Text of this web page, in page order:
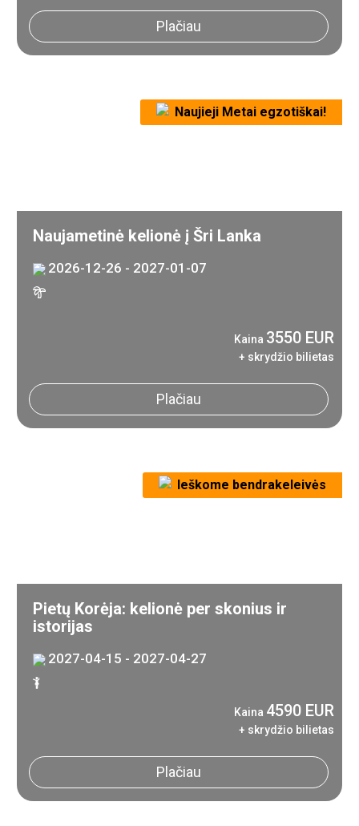
Plačiau
Naujieji Metai egzotiškai!
Naujametinė kelionė į Šri Lanka
2026-12-26 - 2027-01-07
Kaina 3550 EUR
+ skrydžio bilietas
Plačiau
Ieškome bendrakeleivės
Pietų Korėja: kelionė per skonius ir
istorijas
2027-04-15 - 2027-04-27
Kaina 4590 EUR
+ skrydžio bilietas
Plačiau